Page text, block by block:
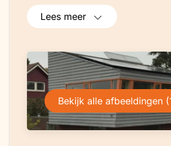
woondeel 1975 en
recent gebouwd slaapdeel
deel uit de jaren zeventig.
1997 grondig aangepakt ivm
kwaliteit. In de loop der
energiebesparende
HR++-glas) toegepast en
van zonnepanelen, een
Lees meer
Bekijk alle afbeeldingen